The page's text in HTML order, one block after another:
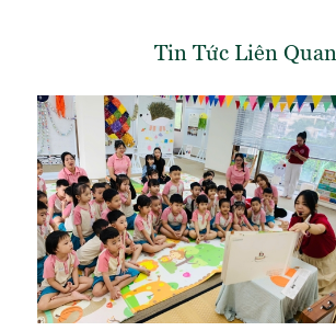
Tin Tức Liên Quan